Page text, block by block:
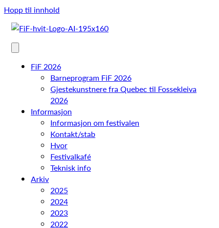
Hopp til innhold
FiF 2026
Barneprogram FiF 2026
Gjestekunstnere fra Quebec til Fossekleiva
2026
Informasjon
Informasjon om festivalen
Kontakt/stab
Hvor
Festivalkafé
Teknisk info
Arkiv
2025
2024
2023
2022